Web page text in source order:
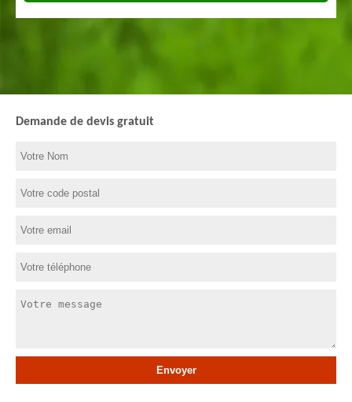
Demande de devis gratuit